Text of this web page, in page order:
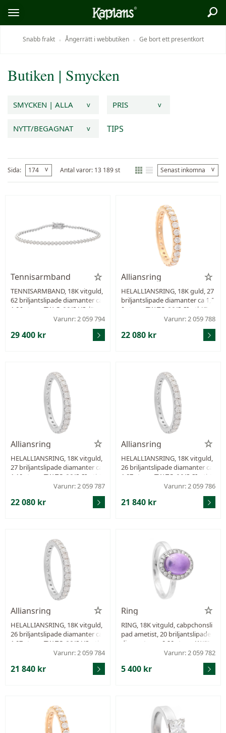
Logo Sök
Öppna/stäng
meny
Snabb frakt Ångerrätt i webbutiken Ge bort ett presentkort
Butiken | Smycken
SMYCKEN | ALLA v PRIS v
NYTT/BEGAGNAT v TIPS
Sida: 174 v Antal varor: 13 189 st Senast inkomna v
Tennisarmband
TENNISARMBAND, 18K vitguld,
62 briljantslipade diamanter ca
1,06 ctv, ca TW-Cr/VVS-VS, läng
d 15,5 cm, vikt 6,4 g.Varunr: 2 059 794
29 400 kr
Alliansring
HELALLIANSRING, 18K guld, 27
briljantslipade diamanter ca 1,0
9 ctv, ca TW-TCr/VVS-SI, stl 17 m
Varunr: 2 059 788
22 080 kr
Alliansring
HELALLIANSRING, 18K vitguld,
27 briljantslipade diamanter ca
1,10 ctv, ca TW-TCr/VVS-SI, stl 1
7 mm, vikt 2,9 g.Varunr: 2 059 787
22 080 kr
Alliansring
HELALLIANSRING, 18K vitguld,
26 briljantslipade diamanter ca
1,07 ctv, ca TW-TCr/VVS-SI, stl 1
6,5 mm, vikt 2,9 g.Varunr: 2 059 786
21 840 kr
Alliansring
HELALLIANSRING, 18K vitguld,
26 briljantslipade diamanter ca
1,07 ctv, ca TW-TCr/VVS-VS, stl 1
6,5 mm, vikt 2,8 g.Varunr: 2 059 784
21 840 kr
Ring
RING, 18K vitguld, cabpchonsli
pad ametist, 20 briljantslipade
diamanter ca 0,20 ctv, ca W/SI, s
tl 17 mm, vikt 3,9 g.Varunr: 2 059 782
5 400 kr